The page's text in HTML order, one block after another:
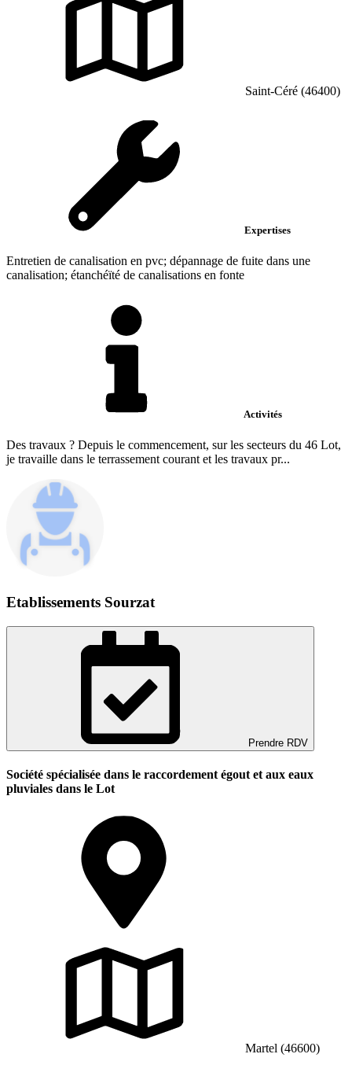
Saint-Céré (46400)
Expertises
Entretien de canalisation en pvc; dépannage de fuite dans une
canalisation; étanchéïté de canalisations en fonte
Activités
Des travaux ? Depuis le commencement, sur les secteurs du 46 Lot,
je travaille dans le terrassement courant et les travaux pr...
Etablissements Sourzat
Prendre RDV
Société spécialisée dans le raccordement égout et aux eaux
pluviales dans le Lot
Martel (46600)